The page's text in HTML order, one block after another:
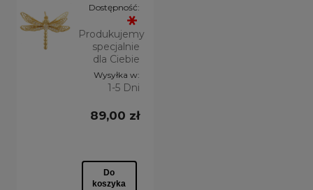
Dostępność:
Produkujemy
specjalnie
dla Ciebie
Wysyłka w:
1-5 Dni
89,00 zł
Do
koszyka